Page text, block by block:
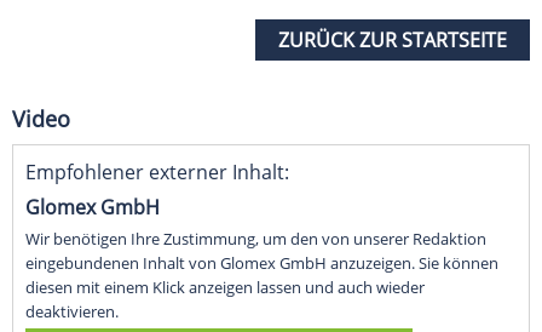
ZURÜCK ZUR STARTSEITE
Video
Empfohlener externer Inhalt:
Glomex GmbH
Wir benötigen Ihre Zustimmung, um den von unserer Redaktion
eingebundenen Inhalt von Glomex GmbH anzuzeigen. Sie können
diesen mit einem Klick anzeigen lassen und auch wieder
deaktivieren.